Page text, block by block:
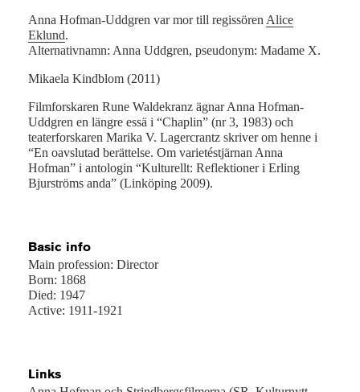
Anna Hofman-Uddgren var mor till regissören Alice
Eklund.
Alternativnamn: Anna Uddgren, pseudonym: Madame X.
Mikaela Kindblom (2011)
Filmforskaren Rune Waldekranz ägnar Anna Hofman-
Uddgren en längre essä i “Chaplin” (nr 3, 1983) och
teaterforskaren Marika V. Lagercrantz skriver om henne i
“En oavslutad berättelse. Om varietéstjärnan Anna
Hofman” i antologin “Kulturellt: Reflektioner i Erling
Bjurströms anda” (Linköping 2009).
Basic info
Main profession: Director
Born: 1868
Died: 1947
Active: 1911-1921
Links